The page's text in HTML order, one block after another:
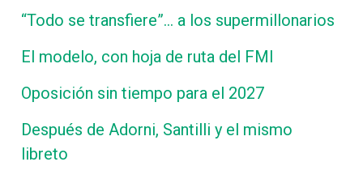
“Todo se transfiere”… a los supermillonarios
El modelo, con hoja de ruta del FMI
Oposición sin tiempo para el 2027
Después de Adorni, Santilli y el mismo
libreto